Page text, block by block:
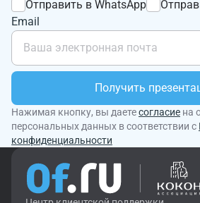
Отправить в WhatsApp
Email
Получить
Нажимая кнопку, вы даетесогласие на
персональных данных в соответствии с
конфиденциальности